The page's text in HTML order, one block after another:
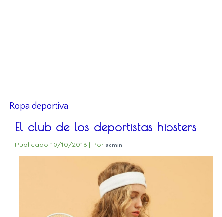
Ropa deportiva
El club de los deportistas hipsters
Publicado 10/10/2016 | Por admin